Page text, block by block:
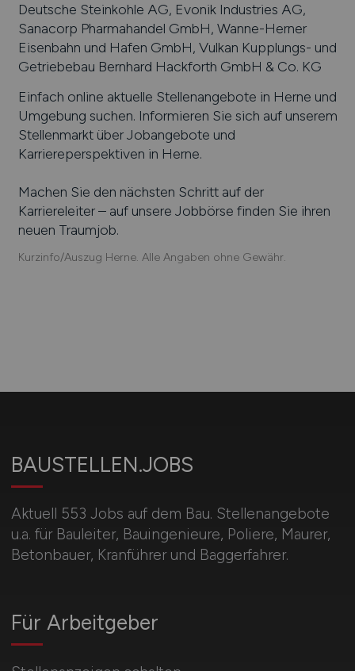
Deutsche Steinkohle AG, Evonik Industries AG,
Sanacorp Pharmahandel GmbH, Wanne-Herner
Eisenbahn und Hafen GmbH, Vulkan Kupplungs- und
Getriebebau Bernhard Hackforth GmbH & Co. KG
Einfach online aktuelle Stellenangebote in Herne und
Umgebung suchen. Informieren Sie sich auf unserem
Stellenmarkt über Jobangebote und
Karriereperspektiven in Herne.
Machen Sie den nächsten Schritt auf der
Karriereleiter – auf unsere Jobbörse finden Sie ihren
neuen Traumjob.
Kurzinfo/Auszug Herne. Alle Angaben ohne Gewähr.
BAUSTELLEN.JOBS
Aktuell 553 Jobs auf dem Bau. Stellenangebote
u.a. für Bauleiter, Bauingenieure, Poliere, Maurer,
Betonbauer, Kranführer und Baggerfahrer.
Für Arbeitgeber